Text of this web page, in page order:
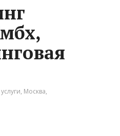
, Москва,